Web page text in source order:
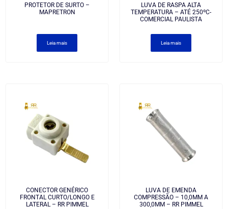
PROTETOR DE SURTO –
MAPRETRON
Leia mais
LUVA DE RASPA ALTA
TEMPERATURA – ATÉ 250ºC-
COMERCIAL PAULISTA
Leia mais
CONECTOR GENÉRICO
FRONTAL CURTO/LONGO E
LATERAL – RR PIMMEL
LUVA DE EMENDA
COMPRESSÃO – 10,0MM A
300,0MM – RR PIMMEL